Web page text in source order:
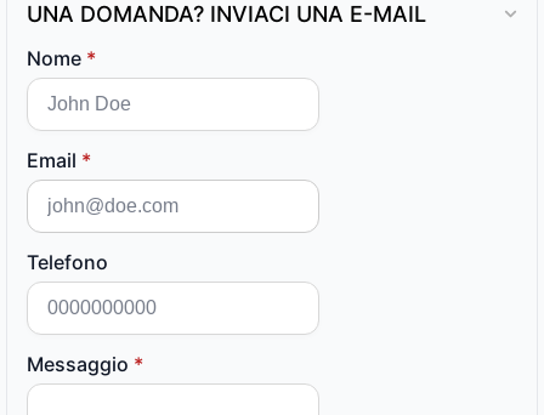
UNA DOMANDA? INVIACI UNA E-MAIL
Nome *
Email *
Telefono
Messaggio *